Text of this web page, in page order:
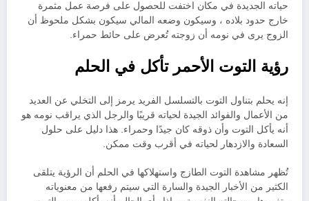
حياته الجديدة في مكان اختفت للحصول على فرصة عمل مثمرة
خارج حدود بلاده ، وسيكون وضعه المالي سيكون بشكل ملحوظ أن
الزوج يرى في نومه أن زوجته تُعرض على حائط حمراء.
رؤية التوت الأحمر تأكل في الحلم
إنه يحلم بتناول التوت بالتسلسل الفريد يرمز إلى التخلي عن العديد
من الأعمال والفوائد الجيدة لحياته قريبًا والرجل الذي يراقب نومه هو
أنه يأكل التوت وأن ذوقه كان جيدًا وحمراء. هذا دليل على حلول
السعادة والازدهار لحياته في أقرب وقت ممكن.
تُظهر مشاهدة التوت الطازج واستهلاكها في الحلم أن الرؤية يتلقى
الكثير من الأخبار الجيدة والسارة التي سيتم رفعها من معنوياته